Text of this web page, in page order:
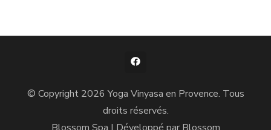
© Copyright 2026Yoga Vinyasa en Provence. Tous
droits réservés.
Blossom Spa | Développé par Blossom